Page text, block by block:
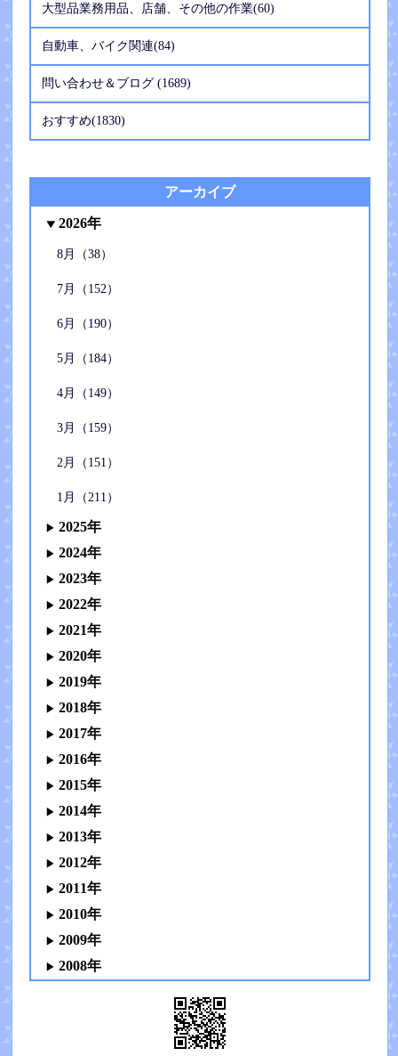
大型品業務用品、店舗、その他の作業(60)
自動車、バイク関連(84)
問い合わせ＆ブログ (1689)
おすすめ(1830)
アーカイブ
2026年
8月（38）
7月（152）
6月（190）
5月（184）
4月（149）
3月（159）
2月（151）
1月（211）
2025年
2024年
2023年
2022年
2021年
2020年
2019年
2018年
2017年
2016年
2015年
2014年
2013年
2012年
2011年
2010年
2009年
2008年